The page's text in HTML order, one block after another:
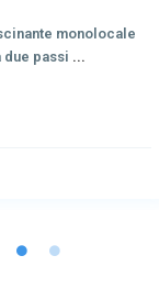
monolocale
passi ...